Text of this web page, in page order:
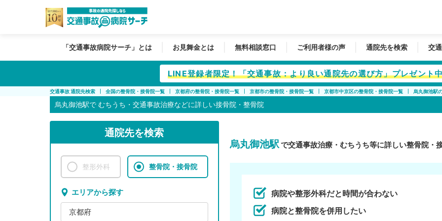
「交通事故病院サーチ」とは お見舞金とは 無料相談窓口 ご利用者様の声 通院先を検索 交
LINE登録者限定！「交通事故：より良い通院先の選び方」プレゼント
交通事故 通院先検索 全国の整骨院・接骨院一覧 京都府の整骨院・接骨院一覧 京都市の整骨院・接骨院一覧 京都市中京区の整骨院・接骨院一覧 烏丸御池駅
烏丸御池駅で むちうち・交通事故治療などに詳しい接骨院・整骨院
通院先を検索
整形外科 整骨院・接骨院
エリアから探す
京都府
烏丸御池駅で交通事故治療・むちうち等に詳しい整骨院・
病院や整形外科だと時間が合わない
病院と整骨院を併用したい